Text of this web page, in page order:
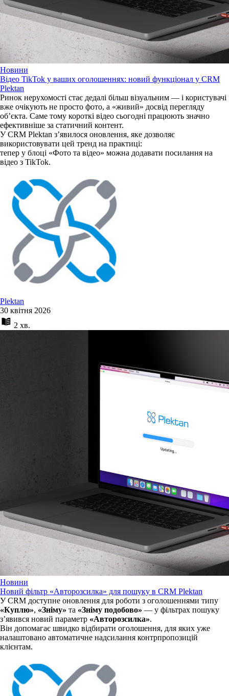
Новини
Відео TikTok у ваших оголошеннях: новий функціонал у CRM
Plektan
Ринок нерухомості стає дедалі більш візуальним — і користувачі
вже очікують не просто фото, а «живий» досвід перегляду
об’єкта. Саме тому короткі відео сьогодні працюють значно
ефективніше за статичний контент.
У CRM Plektan з’явилося оновлення, яке дозволяє
використовувати цей тренд на практиці:
тепер у блоці «Фото та відео» можна додавати посилання на
відео з TikTok.
Plektan
30 квітня 2026
2 хв.
Новини
Новий фільтр «Авторозсилка» для пошуку в CRM Plektan
У CRM доступне оновлення для роботи з оголошеннями типу
«Куплю», «Зніму» та «Зніму подобово» — у фільтрах пошуку
з’явився новий параметр «Авторозсилка».
Він допомагає швидко відбирати оголошення, для яких уже
налаштовано автоматичне надсилання контрпропозицій
клієнтам.